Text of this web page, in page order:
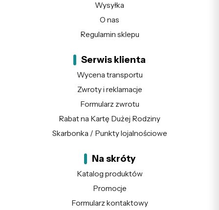
Wysyłka
O nas
Regulamin sklepu
Serwis klienta
Wycena transportu
Zwroty i reklamacje
Formularz zwrotu
Rabat na Kartę Dużej Rodziny
Skarbonka / Punkty lojalnościowe
Na skróty
Katalog produktów
Promocje
Formularz kontaktowy